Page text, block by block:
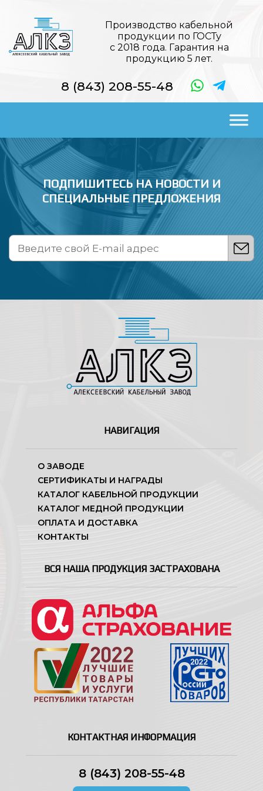
Производство кабельной
продукции по ГОСТу
с 2018 года. Гарантия на
продукцию 5 лет.
8 (843) 208-55-48
ПОДПИШИТЕСЬ НА НОВОСТИ И
СПЕЦИАЛЬНЫЕ ПРЕДЛОЖЕНИЯ
НАВИГАЦИЯ
О ЗАВОДЕ
СЕРТИФИКАТЫ И НАГРАДЫ
КАТАЛОГ КАБЕЛЬНОЙ ПРОДУКЦИИ
КАТАЛОГ МЕДНОЙ ПРОДУКЦИИ
ОПЛАТА И ДОСТАВКА
КОНТАКТЫ
ВСЯ НАША ПРОДУКЦИЯ ЗАСТРАХОВАНА
КОНТАКТНАЯ ИНФОРМАЦИЯ
8 (843) 208-55-48